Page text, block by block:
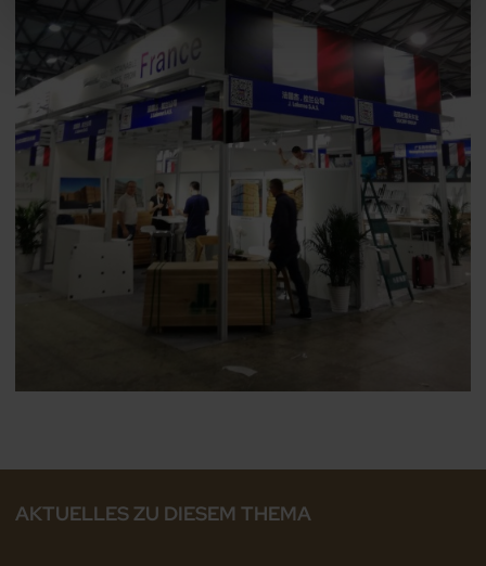
AKTUELLES ZU DIESEM THEMA